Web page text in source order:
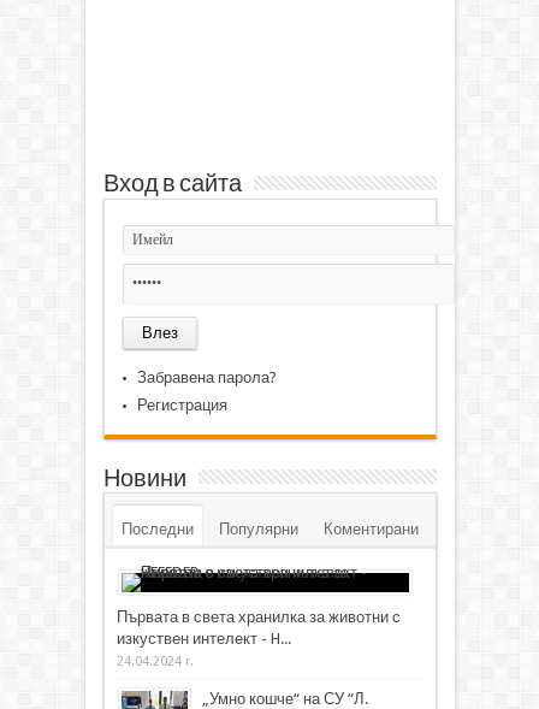
Вход в сайта
Забравена парола?
Регистрация
Новини
Последни Популярни Коментирани
Първата в света хранилка за животни с
изкуствен интелект - H...
24.04.2024 г.
„Умно кошче“ на СУ “Л.